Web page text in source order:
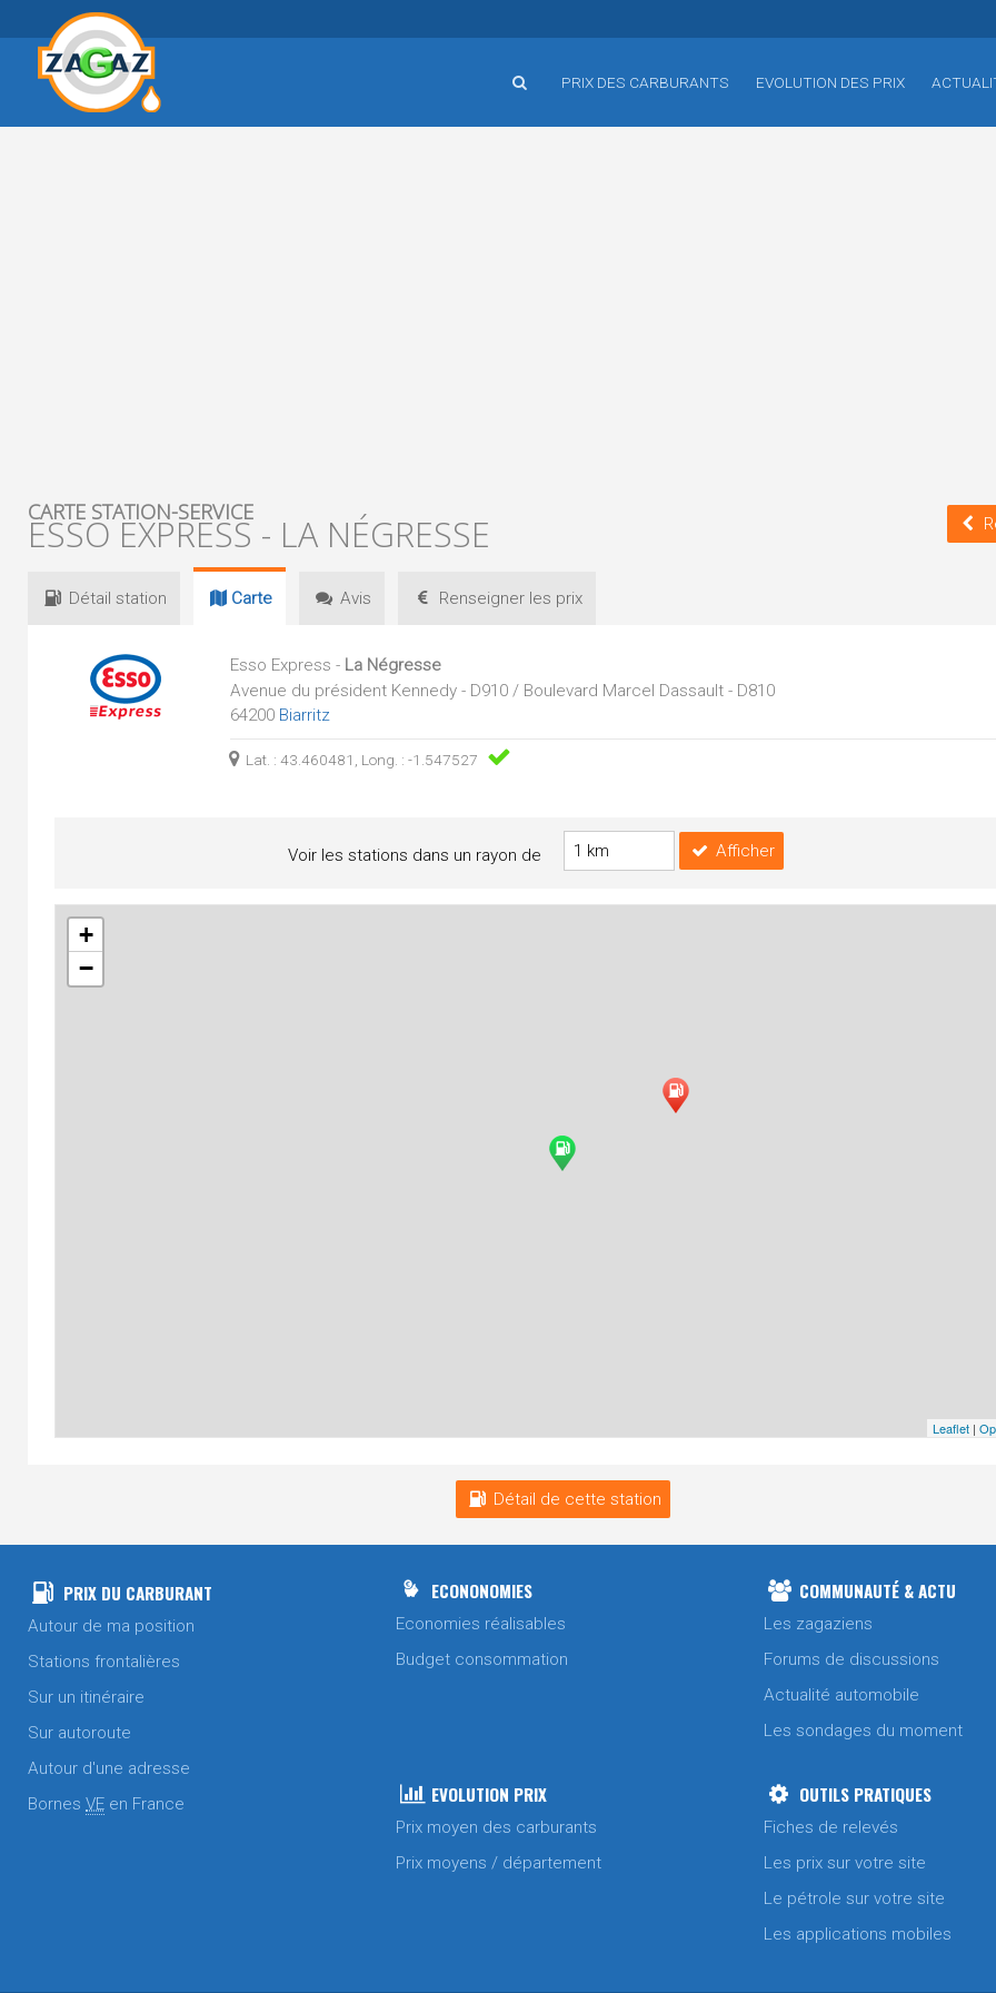
PRIX DES CARBURANTS EVOLUTION DES PRIX
CARTE STATION-SERVICE
ESSO EXPRESS - LA NÉGRESSE
Détail station Carte Avis Renseigner les prix
Esso Express - La Négresse
Avenue du président Kennedy - D910 / Boulevard Marcel Dassault - D810
64200 Biarritz
Lat. : 43.460481, Long. : -1.547527
Voir les stations dans un rayon de Afficher
+
−
Leaflet |
Détail de cette station
PRIX DU CARBURANT
Autour de ma position
Stations frontalières
Sur un itinéraire
Sur autoroute
Autour d'une adresse
Bornes VE en France
ECONONOMIES
Economies réalisables
Budget consommation
COMMUNAUTÉ & ACTU
Les zagaziens
Forums de discussions
Actualité automobile
Les sondages du moment
EVOLUTION PRIX
Prix moyen des carburants
Prix moyens / département
OUTILS PRATIQUES
Fiches de relevés
Les prix sur votre site
Le pétrole sur votre site
Les applications mobiles